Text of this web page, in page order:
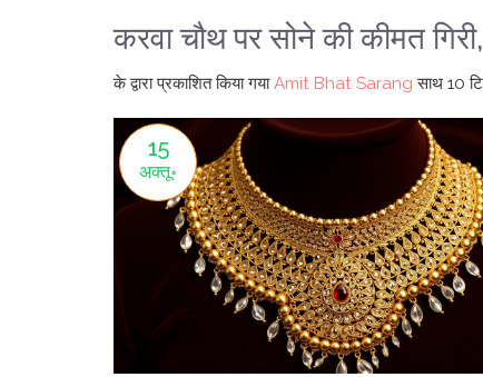
करवा चौथ पर सोने की कीमत
के द्वारा प्रकाशित किया गयाAmit Bhat Sarang साथ 10
15
अक्तू॰